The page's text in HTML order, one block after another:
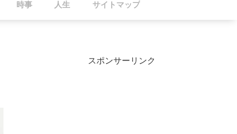
時事 人生 サイトマップ
スポンサーリンク